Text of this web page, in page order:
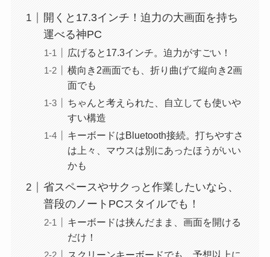
開くと17.3インチ！迫力の大画面を持ち
運べる神PC
広げると17.3インチ。迫力がすごい！
横向き2画面でも、折り曲げて縦向き2画
面でも
ちゃんと考えられた、自立しても使いや
すい構造
キーボードはBluetooth接続。打ちやすさ
は上々、マウスは別にあったほうがいい
かも
省スペースやサクっと作業したいなら、
普段のノートPCスタイルでも！
キーボードは挟んだまま、画面を開ける
だけ！